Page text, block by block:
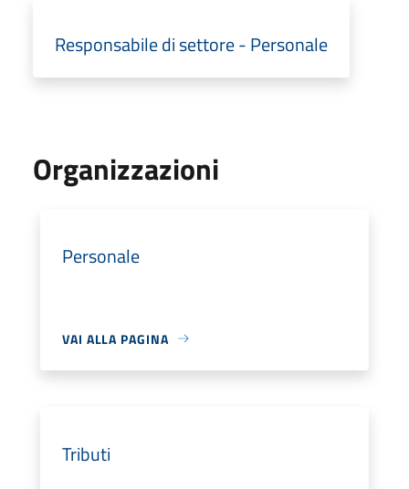
Responsabile di settore - Personale
Organizzazioni
Personale
VAI ALLA PAGINA
Tributi